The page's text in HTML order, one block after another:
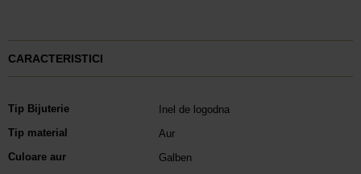
CARACTERISTICI
Tip Bijuterie
Inel de logodna
Tip material
Aur
Culoare aur
Galben